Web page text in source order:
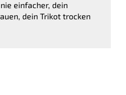
einfacher, dein
dein Trikot trocken